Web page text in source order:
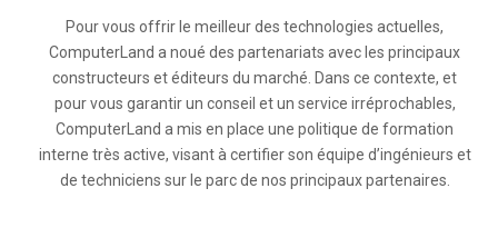
Pour vous offrir le meilleur des technologies actuelles,
ComputerLand a noué des partenariats avec les principaux
constructeurs et éditeurs du marché. Dans ce contexte, et
pour vous garantir un conseil et un service irréprochables,
ComputerLand a mis en place une politique de formation
interne très active, visant à certifier son équipe d’ingénieurs et
de techniciens sur le parc de nos principaux partenaires.